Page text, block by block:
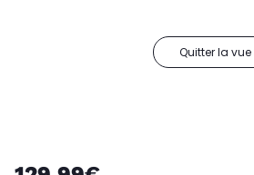
Quitter la vue